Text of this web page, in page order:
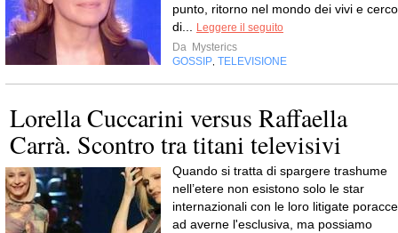
punto, ritorno nel mondo dei vivi e cerco
di...
Leggere il seguito
Da Mysterics
GOSSIP TELEVISIONE
Lorella Cuccarini versus Raffaella
Carrà. Scontro tra titani televisivi
Quando si tratta di spargere trashume
nell’etere non esistono solo le star
internazionali con le loro litigate poracce
ad averne l'esclusiva, ma possiamo